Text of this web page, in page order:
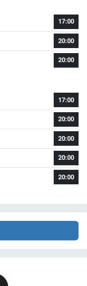
17:00
20:00
20:00
17:00
20:00
20:00
20:00
20:00